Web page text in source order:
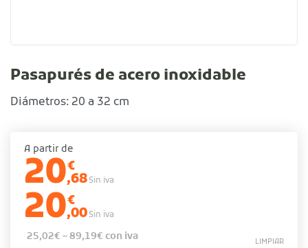
Pasapurés de acero inoxidable
Diámetros: 20 a 32 cm
A partir de
20€
,68Sin iva
20€
,00Sin iva
25,02€ –89,19€ con iva LIMPIAR